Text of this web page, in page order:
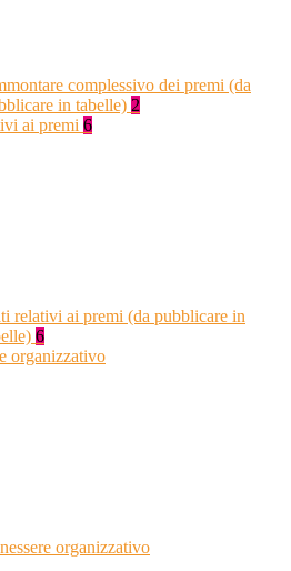
complessivo dei premi (da
in tabelle) 2
ai premi 6
relativi ai premi (da pubblicare in
6
organizzativo
organizzativo